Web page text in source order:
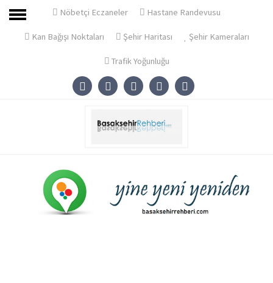
Ana Sayfa
Başakşehir
Emlak-Gayrimenkul İlanları
İş İlanları
İletişim
Nöbetçi Eczaneler Hastane Randevusu
Kan Bağışı Noktaları Şehir Haritası Şehir Kameraları
Trafik Yoğunluğu